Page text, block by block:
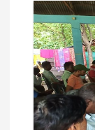
g
a
t